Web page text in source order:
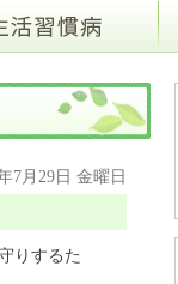
7月29日 金曜日
りするた